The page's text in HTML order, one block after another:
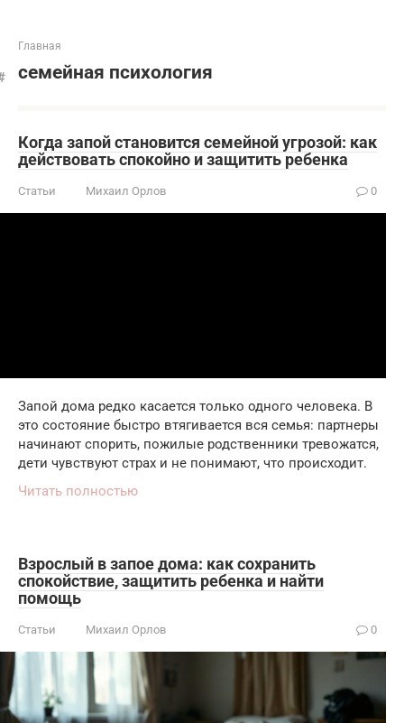
Главная
семейная психология
Когда запой становится семейной угрозой: как
действовать спокойно и защитить ребенка
Статьи Михаил Орлов 0
Запой дома редко касается только одного человека. В
это состояние быстро втягивается вся семья: партнеры
начинают спорить, пожилые родственники тревожатся,
дети чувствуют страх и не понимают, что происходит.
Читать полностью
Взрослый в запое дома: как сохранить
спокойствие, защитить ребенка и найти
помощь
Статьи Михаил Орлов 0